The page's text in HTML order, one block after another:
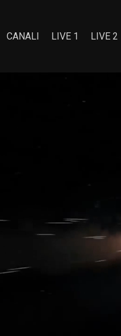
CANALI LIVE 1 LIVE 2